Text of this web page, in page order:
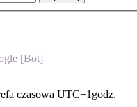
[Bot]
czasowa UTC+1godz.